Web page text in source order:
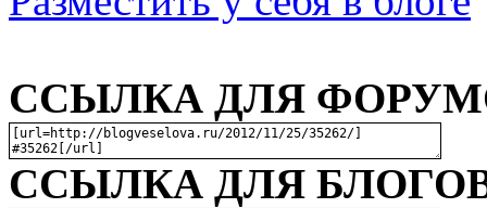
ССЫЛКА ДЛЯ
ССЫЛКА ДЛЯ БЛОГОВ